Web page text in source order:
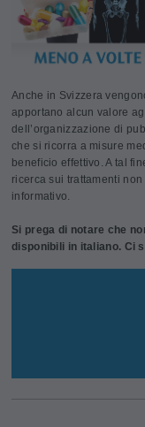
Anche in Svizzera
apportano alcun valore
dell’organizzazione di
che si ricorra a misure
beneficio effettivo. A tal
ricerca sui trattamenti
informativo.
Si prega di notare che
disponibili in italiano. Ci